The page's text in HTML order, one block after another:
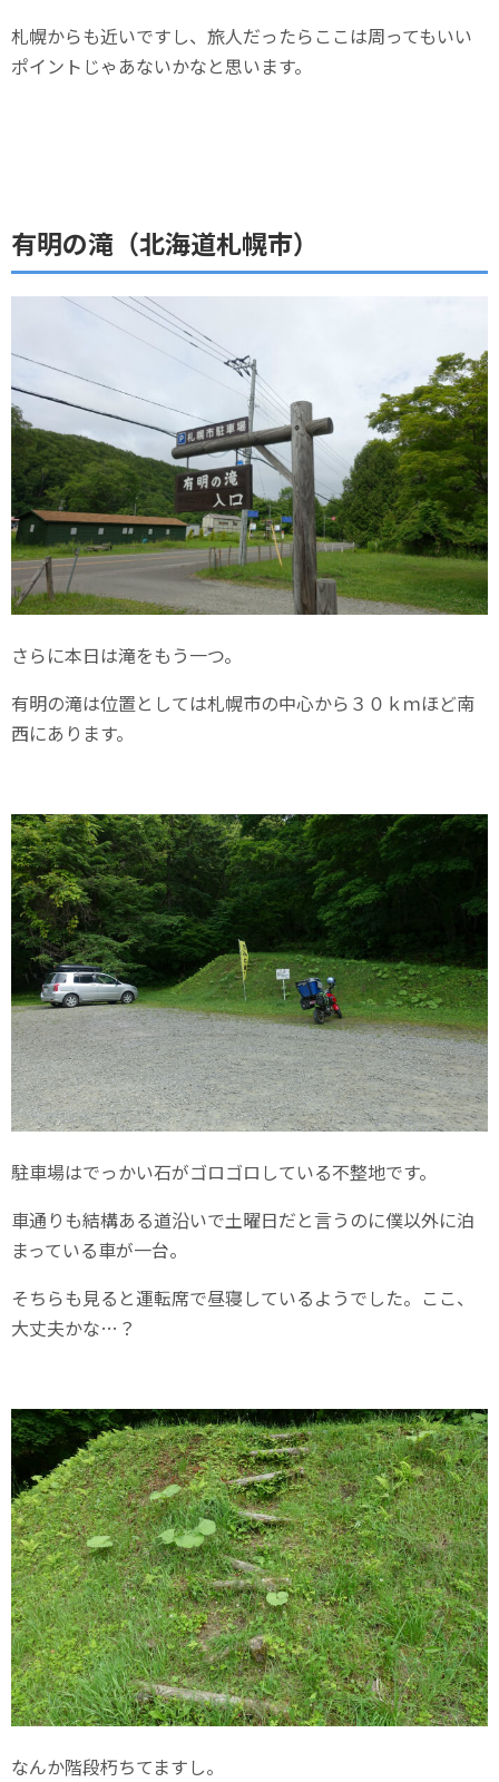
札幌からも近いですし、旅人だったらここは周ってもいい
ポイントじゃあないかなと思います。
有明の滝（北海道札幌市）
さらに本日は滝をもう一つ。
有明の滝は位置としては札幌市の中心から３０ｋｍほど南
西にあります。
駐車場はでっかい石がゴロゴロしている不整地です。
車通りも結構ある道沿いで土曜日だと言うのに僕以外に泊
まっている車が一台。
そちらも見ると運転席で昼寝しているようでした。ここ、
大丈夫かな…？
なんか階段朽ちてますし。